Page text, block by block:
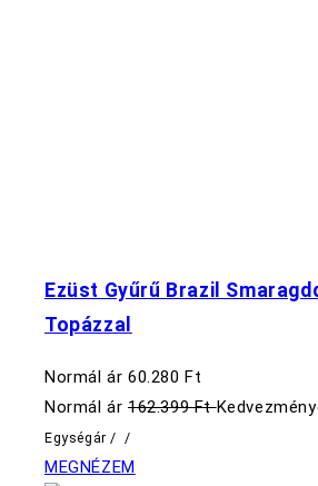
Ezüst Gyűrű Brazil
Topázzal
Normál ár 60.280 Ft
Normál ár 162.399 Ft
Egységár / /
MEGNÉZEM